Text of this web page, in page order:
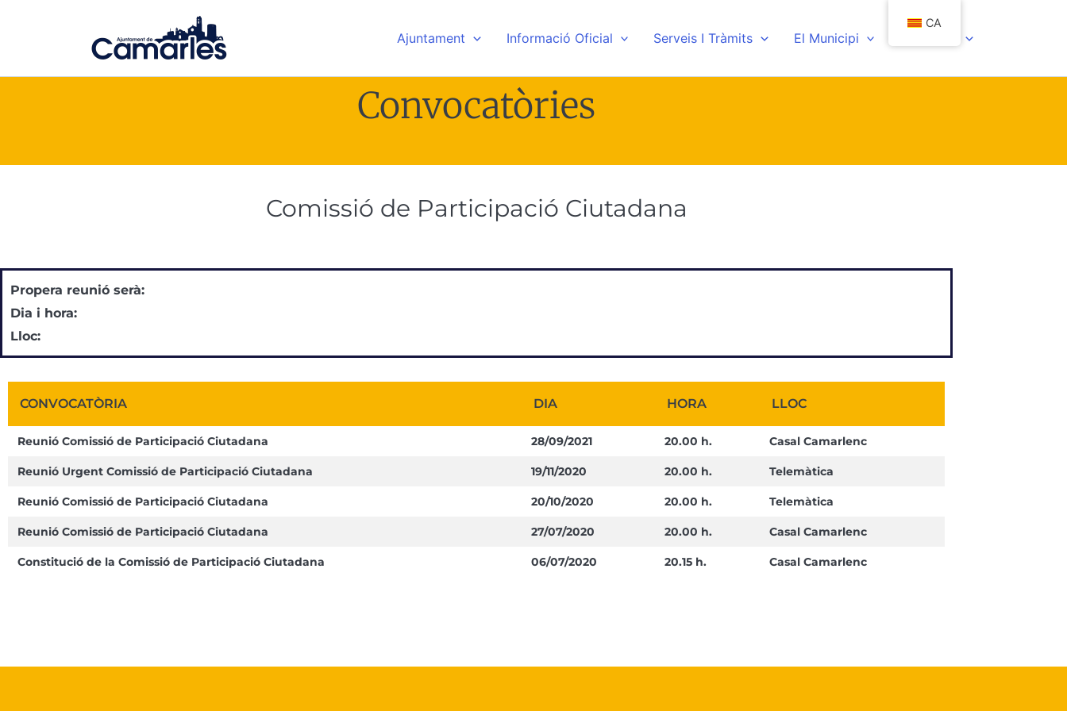
Ajuntament Informació Oficial Serveis I Tràmits El Municipi
Convocatòries
Comissió de Participació Ciutadana
Propera reunió serà:
Dia i hora:
Lloc:
CONVOCATÒRIA DIA HORA LLOC
Reunió Comissió de Participació Ciutadana 28/09/2021 20.00 h. Casal Camarlenc
Reunió Urgent Comissió de Participació Ciutadana 19/11/2020 20.00 h. Telemàtica
Reunió Comissió de Participació Ciutadana 20/10/2020 20.00 h. Telemàtica
Reunió Comissió de Participació Ciutadana 27/07/2020 20.00 h. Casal Camarlenc
Constitució de la Comissió de Participació Ciutadana 06/07/2020 20.15 h. Casal Camarlenc
CA